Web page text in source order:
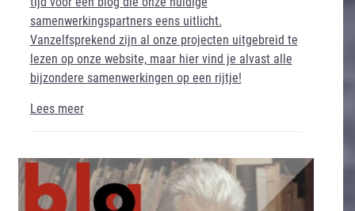
samenwerkingspartners eens uitlicht.
Vanzelfsprekend zijn al onze projecten uitgebreid te
lezen op onze website, maar hier vind je alvast alle
bijzondere samenwerkingen op een rijtje!
Lees meer